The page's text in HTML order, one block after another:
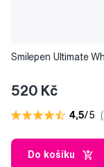
Smilepen Ultimate
520 Kč
4,5/5
Do košíku